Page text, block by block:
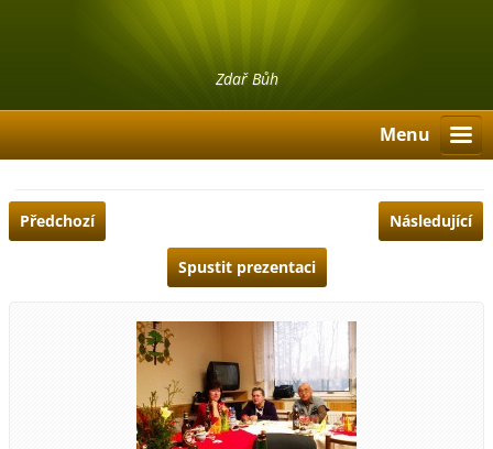
Zdař Bůh
Menu
Předchozí Následující
Spustit prezentaci